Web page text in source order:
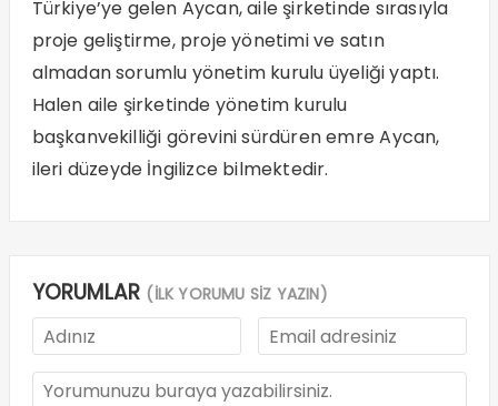
Türkiye’ye gelen Aycan, aile şirketinde sırasıyla
proje geliştirme, proje yönetimi ve satın
almadan sorumlu yönetim kurulu üyeliği yaptı.
Halen aile şirketinde yönetim kurulu
başkanvekilliği görevini sürdüren emre Aycan,
ileri düzeyde İngilizce bilmektedir.
YORUMLAR (İLK YORUMU SİZ YAZIN)